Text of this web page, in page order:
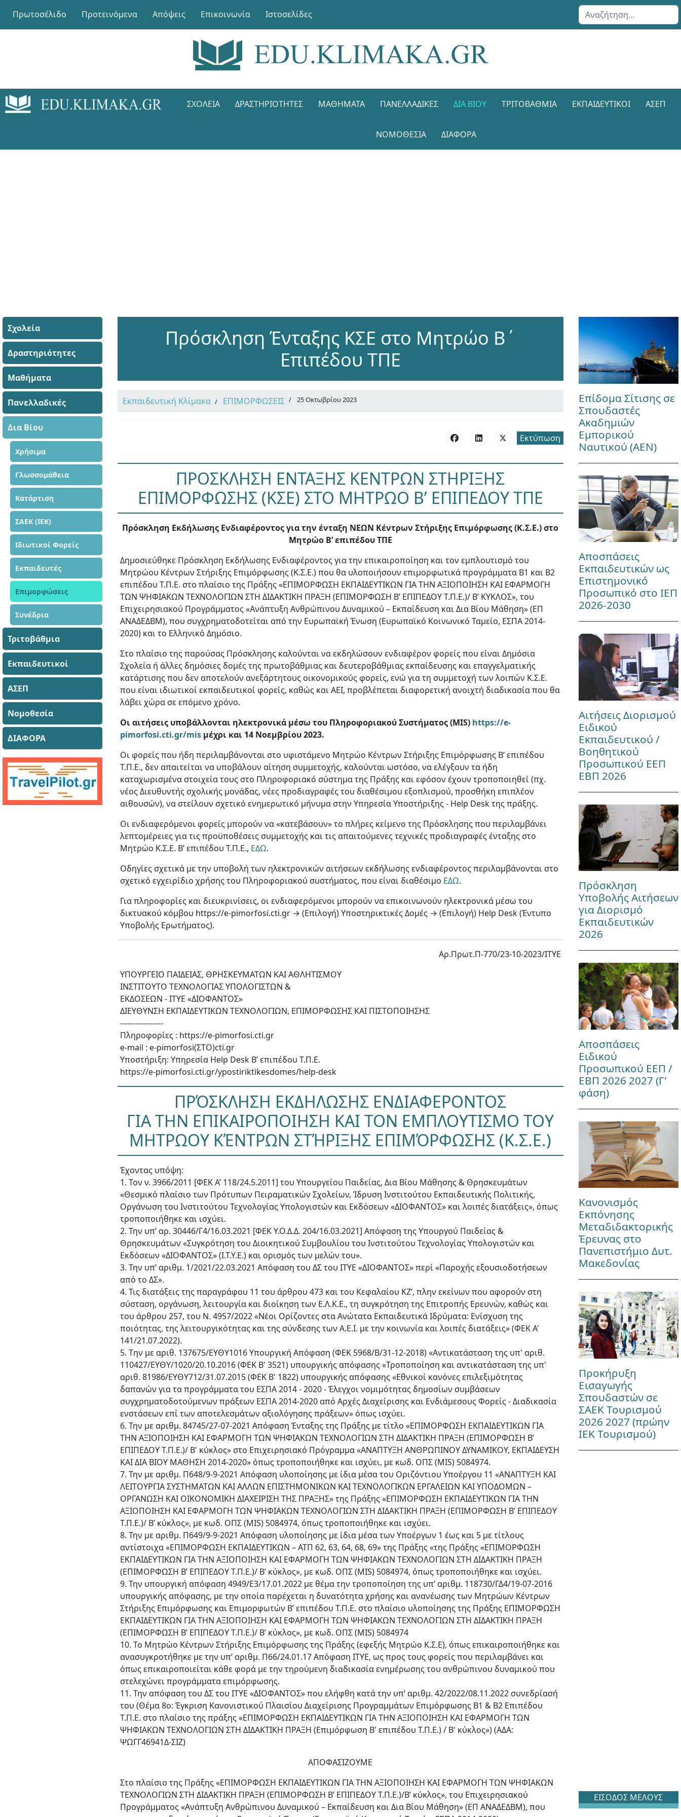
Πρωτοσέλιδο Προτεινόμενα Απόψεις Επικοινωνία Ιστοσελίδες Αναζήτηση...
ΣΧΟΛΕΊΑ ΔΡΑΣΤΗΡΙΌΤΗΤΕΣ ΜΑΘΉΜΑΤΑ ΠΑΝΕΛΛΑΔΙΚΈΣ ΔΙΑ ΒΊΟΥ ΤΡΙΤΟΒΆΘΜΙΑ ΕΚΠΑΙΔΕΥΤΙΚΟΊ ΑΣΕΠ
ΝΟΜΟΘΕΣΊΑ ΔΙΑΦΟΡΑ
Σχολεία
Δραστηριότητες
Μαθήματα
Πανελλαδικές
Δια Βίου
Χρήσιμα
Γλωσσομάθεια
Κατάρτιση
ΣΑΕΚ (ΙΕΚ)
Ιδιωτικοί Φορείς
Εκπαιδευτές
Επιμορφώσεις
Συνέδρια
Τριτοβάθμια
Εκπαιδευτικοί
ΑΣΕΠ
Νομοθεσία
ΔΙΑΦΟΡΑ
Πρόσκληση Ένταξης ΚΣΕ στο Μητρώο Β΄
Επιπέδου ΤΠΕ
Εκπαιδευτική Κλίμακα ΕΠΙΜΟΡΦΩΣΕΙΣ 25 Οκτωβρίου 2023
Εκτύπωση
ΠΡΟΣΚΛΗΣΗ ΕΝΤΑΞΗΣ ΚΕΝΤΡΩΝ ΣΤΗΡΙΞΗΣ
ΕΠΙΜΟΡΦΩΣΗΣ (ΚΣΕ) ΣΤΟ ΜΗΤΡΩΟ Β’ ΕΠΙΠΕΔΟΥ ΤΠΕ
Πρόσκληση Εκδήλωσης Ενδιαφέροντος για την ένταξη ΝΕΩΝ Κέντρων Στήριξης Επιμόρφωσης (Κ.Σ.Ε.) στο
Μητρώο Β’ επιπέδου ΤΠΕ
Δημοσιεύθηκε Πρόσκληση Εκδήλωσης Ενδιαφέροντος για την επικαιροποίηση και τον εμπλουτισμό του
Μητρώου Κέντρων Στήριξης Επιμόρφωσης (Κ.Σ.Ε.) που θα υλοποιήσουν επιμορφωτικά προγράμματα Β1 και Β2
επιπέδου Τ.Π.Ε. στο πλαίσιο της Πράξης «ΕΠΙΜΟΡΦΩΣΗ ΕΚΠΑΙΔΕΥΤΙΚΩΝ ΓΙΑ ΤΗΝ ΑΞΙΟΠΟΙΗΣΗ ΚΑΙ ΕΦΑΡΜΟΓΗ
ΤΩΝ ΨΗΦΙΑΚΩΝ ΤΕΧΝΟΛΟΓΙΩΝ ΣΤΗ ΔΙΔΑΚΤΙΚΗ ΠΡΑΞΗ (ΕΠΙΜΟΡΦΩΣΗ Β’ ΕΠΙΠΕΔΟΥ Τ.Π.Ε.)/ Β’ ΚΥΚΛΟΣ», του
Επιχειρησιακού Προγράμματος «Ανάπτυξη Ανθρώπινου Δυναμικού – Εκπαίδευση και Δια Βίου Μάθηση» (ΕΠ
ΑΝΑΔΕΔΒΜ), που συγχρηματοδοτείται από την Ευρωπαϊκή Ένωση (Ευρωπαϊκό Κοινωνικό Ταμείο, ΕΣΠΑ 2014-
2020) και το Ελληνικό Δημόσιο.
Στο πλαίσιο της παρούσας Πρόσκλησης καλούνται να εκδηλώσουν ενδιαφέρον φορείς που είναι Δημόσια
Σχολεία ή άλλες δημόσιες δομές της πρωτοβάθμιας και δευτεροβάθμιας εκπαίδευσης και επαγγελματικής
κατάρτισης που δεν αποτελούν ανεξάρτητους οικονομικούς φορείς, ενώ για τη συμμετοχή των λοιπών Κ.Σ.Ε.
που είναι ιδιωτικοί εκπαιδευτικοί φορείς, καθώς και ΑΕΙ, προβλέπεται διαφορετική ανοιχτή διαδικασία που θα
λάβει χώρα σε επόμενο χρόνο.
Οι αιτήσεις υποβάλλονται ηλεκτρονικά μέσω του Πληροφοριακού Συστήματος (MIS) https://e-
pimorfosi.cti.gr/mis μέχρι και 14 Νοεμβρίου 2023.
Οι φορείς που ήδη περιλαμβάνονται στο υφιστάμενο Μητρώο Κέντρων Στήριξης Επιμόρφωσης Β’ επιπέδου
Τ.Π.Ε., δεν απαιτείται να υποβάλουν αίτηση συμμετοχής, καλούνται ωστόσο, να ελέγξουν τα ήδη
καταχωρισμένα στοιχεία τους στο Πληροφοριακό σύστημα της Πράξης και εφόσον έχουν τροποποιηθεί (πχ.
νέος Διευθυντής σχολικής μονάδας, νέες προδιαγραφές του διαθέσιμου εξοπλισμού, προσθήκη επιπλέον
αιθουσών), να στείλουν σχετικό ενημερωτικό μήνυμα στην Υπηρεσία Υποστήριξης - Help Desk της πράξης.
Οι ενδιαφερόμενοι φορείς μπορούν να «κατεβάσουν» το πλήρες κείμενο της Πρόσκλησης που περιλαμβάνει
λεπτομέρειες για τις προϋποθέσεις συμμετοχής και τις απαιτούμενες τεχνικές προδιαγραφές ένταξης στο
Μητρώο Κ.Σ.Ε. Β’ επιπέδου Τ.Π.Ε., ΕΔΩ.
Οδηγίες σχετικά με την υποβολή των ηλεκτρονικών αιτήσεων εκδήλωσης ενδιαφέροντος περιλαμβάνονται στο
σχετικό εγχειρίδιο χρήσης του Πληροφοριακού συστήματος, που είναι διαθέσιμο ΕΔΩ.
Για πληροφορίες και διευκρινίσεις, οι ενδιαφερόμενοι μπορούν να επικοινωνούν ηλεκτρονικά μέσω του
δικτυακού κόμβου https://e-pimorfosi.cti.gr → (Επιλογή) Υποστηρικτικές Δομές → (Επιλογή) Help Desk (Έντυπο
Υποβολής Ερωτήματος).
Αρ.Πρωτ.Π-770/23-10-2023/ΙΤΥΕ
ΥΠΟΥΡΓΕΙΟ ΠΑΙΔΕΙΑΣ, ΘΡΗΣΚΕΥΜΑΤΩΝ ΚΑΙ ΑΘΛΗΤΙΣΜΟΥ
INΣΤΙΤΟΥΤΟ ΤΕΧΝΟΛΟΓΙΑΣ ΥΠΟΛΟΓΙΣΤΩΝ &
ΕΚΔΟΣΕΩΝ - ΙΤΥΕ «ΔΙΟΦΑΝΤΟΣ»
ΔΙΕΥΘΥΝΣΗ ΕΚΠΑΙΔΕΥΤΙΚΩΝ ΤΕΧΝΟΛΟΓΙΩΝ, ΕΠΙΜΟΡΦΩΣΗΣ ΚΑΙ ΠΙΣΤΟΠΟΙΗΣΗΣ
-----------------
Πληροφορίες : https://e-pimorfosi.cti.gr
e-mail : e-pimorfosi(ΣΤΟ)cti.gr
Υποστήριξη: Υπηρεσία Help Desk Β’ επιπέδου Τ.Π.Ε.
https://e-pimorfosi.cti.gr/ypostiriktikesdomes/help-desk
ΠΡΌΣΚΛΗΣΗ ΕΚΔΗΛΩΣΗΣ ΕΝΔΙΑΦΕΡΟΝΤΟΣ
ΓΙΑ ΤΗΝ ΕΠΙΚΑΙΡΟΠΟΙΗΣΗ ΚΑΙ ΤΟΝ ΕΜΠΛΟΥΤΙΣΜΟ ΤΟΥ
ΜΗΤΡΩΟΥ ΚΈΝΤΡΩΝ ΣΤΉΡΙΞΗΣ ΕΠΙΜΌΡΦΩΣΗΣ (Κ.Σ.Ε.)
Έχοντας υπόψη:
1. Τον ν. 3966/2011 [ΦΕΚ A’ 118/24.5.2011] του Υπουργείου Παιδείας, Δια Βίου Μάθησης & Θρησκευμάτων
«Θεσμικό πλαίσιο των Πρότυπων Πειραματικών Σχολείων, Ίδρυση Ινστιτούτου Εκπαιδευτικής Πολιτικής,
Οργάνωση του Ινστιτούτου Τεχνολογίας Υπολογιστών και Εκδόσεων «ΔΙΟΦΑΝΤΟΣ» και λοιπές διατάξεις», όπως
τροποποιήθηκε και ισχύει.
2. Την υπ’ αρ. 30446/Γ4/16.03.2021 [ΦΕΚ Υ.Ο.Δ.Δ. 204/16.03.2021] Απόφαση της Υπουργού Παιδείας &
Θρησκευμάτων «Συγκρότηση του Διοικητικού Συμβουλίου του Ινστιτούτου Τεχνολογίας Υπολογιστών και
Εκδόσεων «ΔΙΟΦΑΝΤΟΣ» (Ι.Τ.Υ.Ε.) και ορισμός των μελών του».
3. Την υπ’ αριθμ. 1/2021/22.03.2021 Απόφαση του ΔΣ του ΙΤΥΕ «ΔΙΟΦΑΝΤΟΣ» περί «Παροχής εξουσιοδοτήσεων
από το ΔΣ».
4. Τις διατάξεις της παραγράφου 11 του άρθρου 473 και του Κεφαλαίου ΚΖ’, πλην εκείνων που αφορούν στη
σύσταση, οργάνωση, λειτουργία και διοίκηση των Ε.Λ.Κ.Ε., τη συγκρότηση της Επιτροπής Ερευνών, καθώς και
του άρθρου 257, του Ν. 4957/2022 «Νέοι Ορίζοντες στα Ανώτατα Εκπαιδευτικά Ιδρύματα: Ενίσχυση της
ποιότητας, της λειτουργικότητας και της σύνδεσης των Α.Ε.Ι. με την κοινωνία και λοιπές διατάξεις» (ΦΕΚ Α'
141/21.07.2022).
5. Tην με αριθ. 137675/ΕΥΘΥ1016 Υπουργική Απόφαση (ΦΕΚ 5968/Β/31-12-2018) «Αντικατάσταση της υπ' αριθ.
110427/ΕΥΘΥ/1020/20.10.2016 (ΦΕΚ Β' 3521) υπουργικής απόφασης «Τροποποίηση και αντικατάσταση της υπ'
αριθ. 81986/ΕΥΘΥ712/31.07.2015 (ΦΕΚ Β' 1822) υπουργικής απόφασης «Εθνικοί κανόνες επιλεξιμότητας
δαπανών για τα προγράμματα του ΕΣΠΑ 2014 - 2020 - Έλεγχοι νομιμότητας δημοσίων συμβάσεων
συγχρηματοδοτούμενων πράξεων ΕΣΠΑ 2014-2020 από Αρχές Διαχείρισης και Ενδιάμεσους Φορείς - Διαδικασία
ενστάσεων επί των αποτελεσμάτων αξιολόγησης πράξεων» όπως ισχύει.
6. Την με αριθμ. 84745/27-07-2021 Απόφαση Ένταξης της Πράξης με τίτλο «ΕΠΙΜΟΡΦΩΣΗ ΕΚΠΑΙΔΕΥΤΙΚΩΝ ΓΙΑ
ΤΗΝ ΑΞΙΟΠΟΙΗΣΗ ΚΑΙ ΕΦΑΡΜΟΓΗ ΤΩΝ ΨΗΦΙΑΚΩΝ ΤΕΧΝΟΛΟΓΙΩΝ ΣΤΗ ΔΙΔΑΚΤΙΚΗ ΠΡΑΞΗ (ΕΠΙΜΟΡΦΩΣΗ Β’
ΕΠΙΠΕΔΟΥ Τ.Π.Ε.)/ Β' κύκλος» στο Επιχειρησιακό Πρόγραμμα «ΑΝΑΠΤΥΞΗ ΑΝΘΡΩΠΙΝΟΥ ΔΥΝΑΜΙΚΟΥ, ΕΚΠΑΙΔΕΥΣΗ
ΚΑΙ ΔΙΑ ΒΙΟΥ ΜΑΘΗΣΗ 2014-2020» όπως τροποποιήθηκε και ισχύει, με κωδ. ΟΠΣ (MIS) 5084974.
7. Την με αριθμ. Π648/9-9-2021 Απόφαση υλοποίησης με ίδια μέσα του Οριζόντιου Υποέργου 11 «ΑΝΑΠΤΥΞΗ ΚΑΙ
ΛΕΙΤΟΥΡΓΙΑ ΣΥΣΤΗΜΑΤΩΝ ΚΑΙ ΑΛΛΩΝ ΕΠΙΣΤΗΜΟΝΙΚΩΝ ΚΑΙ ΤΕΧΝΟΛΟΓΙΚΩΝ ΕΡΓΑΛΕΙΩΝ ΚΑΙ ΥΠΟΔΟΜΩΝ –
ΟΡΓΑΝΩΣΗ ΚΑΙ ΟΙΚΟΝΟΜΙΚΗ ΔΙΑΧΕΙΡΙΣΗ ΤΗΣ ΠΡΑΞΗΣ» της Πράξης «ΕΠΙΜΟΡΦΩΣΗ ΕΚΠΑΙΔΕΥΤΙΚΩΝ ΓΙΑ ΤΗΝ
ΑΞΙΟΠΟΙΗΣΗ ΚΑΙ ΕΦΑΡΜΟΓΗ ΤΩΝ ΨΗΦΙΑΚΩΝ ΤΕΧΝΟΛΟΓΙΩΝ ΣΤΗ ΔΙΔΑΚΤΙΚΗ ΠΡΑΞΗ (ΕΠΙΜΟΡΦΩΣΗ Β’ ΕΠΙΠΕΔΟΥ
Τ.Π.Ε.)/ Β’ κύκλος», με κωδ. ΟΠΣ (MIS) 5084974, όπως τροποποιήθηκε και ισχύει.
8. Την με αριθμ. Π649/9-9-2021 Απόφαση υλοποίησης με ίδια μέσα των Υποέργων 1 έως και 5 με τίτλους
αντίστοιχα «ΕΠΙΜΟΡΦΩΣΗ ΕΚΠΑΙΔΕΥΤΙΚΩΝ – ΑΤΠ 62, 63, 64, 68, 69» της Πράξης «της Πράξης «ΕΠΙΜΟΡΦΩΣΗ
ΕΚΠΑΙΔΕΥΤΙΚΩΝ ΓΙΑ ΤΗΝ ΑΞΙΟΠΟΙΗΣΗ ΚΑΙ ΕΦΑΡΜΟΓΗ ΤΩΝ ΨΗΦΙΑΚΩΝ ΤΕΧΝΟΛΟΓΙΩΝ ΣΤΗ ΔΙΔΑΚΤΙΚΗ ΠΡΑΞΗ
(ΕΠΙΜΟΡΦΩΣΗ Β’ ΕΠΙΠΕΔΟΥ Τ.Π.Ε.)/ Β’ κύκλος», με κωδ. ΟΠΣ (MIS) 5084974, όπως τροποποιήθηκε και ισχύει.
9. Την υπουργική απόφαση 4949/Ε3/17.01.2022 με θέμα την τροποποίηση της υπ’ αριθμ. 118730/ΓΔ4/19-07-2016
υπουργικής απόφασης, με την οποία παρέχεται η δυνατότητα χρήσης και ανανέωσης των Μητρώων Κέντρων
Στήριξης Επιμόρφωσης και Επιμορφωτών Β’ επιπέδου Τ.Π.Ε. στο πλαίσιο υλοποίησης της Πράξης ΕΠΙΜΟΡΦΩΣΗ
ΕΚΠΑΙΔΕΥΤΙΚΩΝ ΓΙΑ ΤΗΝ ΑΞΙΟΠΟΙΗΣΗ ΚΑΙ ΕΦΑΡΜΟΓΗ ΤΩΝ ΨΗΦΙΑΚΩΝ ΤΕΧΝΟΛΟΓΙΩΝ ΣΤΗ ΔΙΔΑΚΤΙΚΗ ΠΡΑΞΗ
(ΕΠΙΜΟΡΦΩΣΗ Β’ ΕΠΙΠΕΔΟΥ Τ.Π.Ε.)/ Β’ κύκλος», με κωδ. ΟΠΣ (MIS) 5084974
10. Το Μητρώο Κέντρων Στήριξης Επιμόρφωσης της Πράξης (εφεξής Μητρώο Κ.Σ.Ε), όπως επικαιροποιήθηκε και
ανασυγκροτήθηκε με την υπ’ αριθμ. Π66/24.01.17 Απόφαση ΙΤΥΕ, ως προς τους φορείς που περιλαμβάνει και
όπως επικαιροποιείται κάθε φορά με την τηρούμενη διαδικασία ενημέρωσης του ανθρώπινου δυναμικού που
στελεχώνει προγράμματα επιμόρφωσης.
11. Την απόφαση του ΔΣ του ΙΤΥΕ «ΔΙΟΦΑΝΤΟΣ» που ελήφθη κατά την υπ’ αριθμ. 42/2022/08.11.2022 συνεδρίασή
του (Θέμα 8ο: Έγκριση Κανονιστικού Πλαισίου Διαχείρισης Προγραμμάτων Επιμόρφωσης Β1 & Β2 Επιπέδου
Τ.Π.Ε. στο πλαίσιο της πράξης «ΕΠΙΜΟΡΦΩΣΗ ΕΚΠΑΙΔΕΥΤΙΚΩΝ ΓΙΑ ΤΗΝ ΑΞΙΟΠΟΙΗΣΗ ΚΑΙ ΕΦΑΡΜΟΓΗ ΤΩΝ
ΨΗΦΙΑΚΩΝ ΤΕΧΝΟΛΟΓΙΩΝ ΣΤΗ ΔΙΔΑΚΤΙΚΗ ΠΡΑΞΗ (Επιμόρφωση Β' επιπέδου Τ.Π.Ε.) / Β' κύκλος») (ΑΔΑ:
ΨΩΓΓ46941Δ-ΣΙΖ)
ΑΠΟΦΑΣΙΖΟΥΜΕ
Στο πλαίσιο της Πράξης «ΕΠΙΜΟΡΦΩΣΗ ΕΚΠΑΙΔΕΥΤΙΚΩΝ ΓΙΑ ΤΗΝ ΑΞΙΟΠΟΙΗΣΗ ΚΑΙ ΕΦΑΡΜΟΓΗ ΤΩΝ ΨΗΦΙΑΚΩΝ
ΤΕΧΝΟΛΟΓΙΩΝ ΣΤΗ ΔΙΔΑΚΤΙΚΗ ΠΡΑΞΗ (ΕΠΙΜΟΡΦΩΣΗ Β’ ΕΠΙΠΕΔΟΥ Τ.Π.Ε.)/Β’ κύκλος», του Επιχειρησιακού
Προγράμματος «Ανάπτυξη Ανθρώπινου Δυναμικού – Εκπαίδευση και Δια Βίου Μάθηση» (ΕΠ ΑΝΑΔΕΔΒΜ), που
Επίδομα Σίτισης σε
Σπουδαστές
Ακαδημιών
Εμπορικού
Ναυτικού (ΑΕΝ)
Αποσπάσεις
Εκπαιδευτικών ως
Επιστημονικό
Προσωπικό στο ΙΕΠ
2026-2030
Αιτήσεις Διορισμού
Ειδικού
Εκπαιδευτικού /
Βοηθητικού
Προσωπικού ΕΕΠ
ΕΒΠ 2026
Πρόσκληση
Υποβολής Αιτήσεων
για Διορισμό
Εκπαιδευτικών
2026
Αποσπάσεις
Ειδικού
Προσωπικού ΕΕΠ /
ΕΒΠ 2026 2027 (Γ'
φάση)
Κανονισμός
Εκπόνησης
Μεταδιδακτορικής
Έρευνας στο
Πανεπιστήμιο Δυτ.
Μακεδονίας
Προκήρυξη
Εισαγωγής
Σπουδαστών σε
ΣΑΕΚ Τουρισμού
2026 2027 (πρώην
ΙΕΚ Τουρισμού)
ΕΙΣΟΔΟΣ ΜΕΛΟΥΣ